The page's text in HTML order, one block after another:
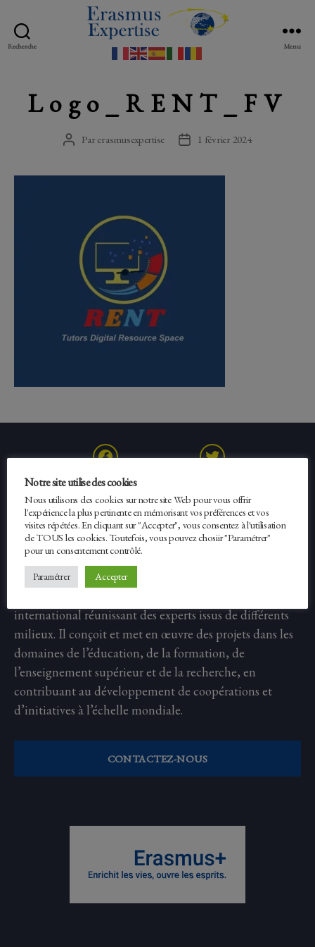
Recherche
Erasmus
Expertise
Menu
Logo_RENT_FV
Auteur
Parerasmusexpertise
Date1 février 2024
Erasmus Expertise
international réunissant des experts issus de différents
milieux. Il conçoit et met en œuvre des projets dans les
domaines de l’éducation, de la formation, de
l’enseignement supérieur et de la recherche, en
contribuant au développement de coopérations et
d’initiatives à l’échelle mondiale.
CONTACTEZ-NOUS
Notre site utilise des cookies
Nous utilisons des cookies sur notre site Web pour vous offrir
l'expérience la plus pertinente en mémorisant vos préférences et vos
visites répétées. En cliquant sur "Accepter", vous consentez à l'utilisation
de TOUS les cookies. Toutefois, vous pouvez chosiir "Paramétrer"
pour un consentement contrôlé.
Paramétrer Accepter